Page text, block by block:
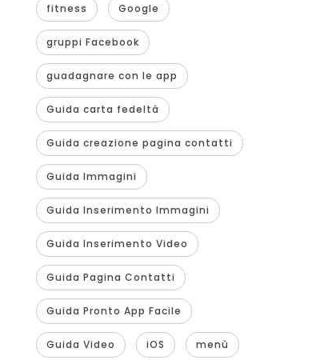
fitness Google
gruppi Facebook
guadagnare con le app
Guida carta fedeltà
Guida creazione pagina contatti
Guida Immagini
Guida Inserimento Immagini
Guida Inserimento Video
Guida Pagina Contatti
Guida Pronto App Facile
Guida Video iOS menù